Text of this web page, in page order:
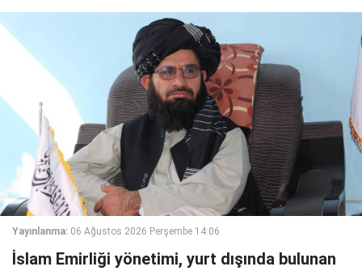
Yayınlanma: 06 Ağustos 2026 Perşembe 14:06
İslam Emirliği yönetimi, yurt dışında bulunan